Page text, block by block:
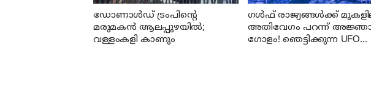
ഡോണാള്‍ഡ് ട്രംപിന്റെ
മരുമകന്‍ ആലപ്പുഴയിൽ;
വള്ളംകളി കാണും
ഗൾഫ് രാജ്യങ്ങൾക്ക്
അതിവേഗം പറന്ന്
ഗോളം! ഞെട്ടിക്കുന്ന UFO